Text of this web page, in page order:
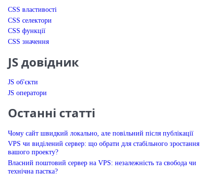
CSS властивості
CSS селектори
CSS функції
CSS значення
JS довідник
JS об'єкти
JS оператори
Останні статті
Чому сайт швидкий локально, але повільний після публікації
VPS чи виділений сервер: що обрати для стабільного зростання
вашого проекту?
Власний поштовий сервер на VPS: незалежність та свобода чи
технічна пастка?